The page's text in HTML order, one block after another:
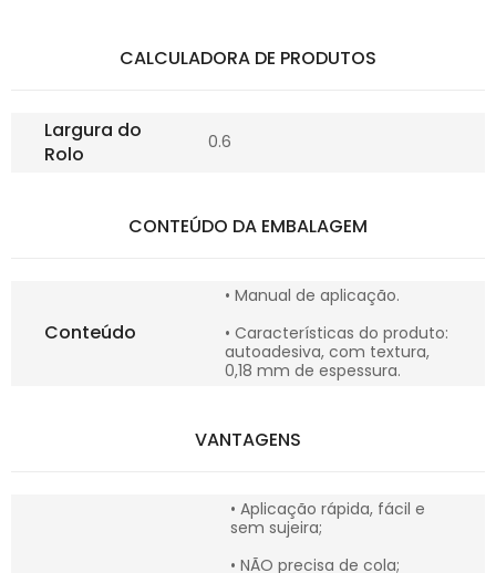
CALCULADORA DE PRODUTOS
Largura do
Rolo
0.6
CONTEÚDO DA EMBALAGEM
Conteúdo
• Manual de aplicação.
• Características do produto:
autoadesiva, com textura,
0,18 mm de espessura.
VANTAGENS
• Aplicação rápida, fácil e
sem sujeira;
• NÃO precisa de cola;